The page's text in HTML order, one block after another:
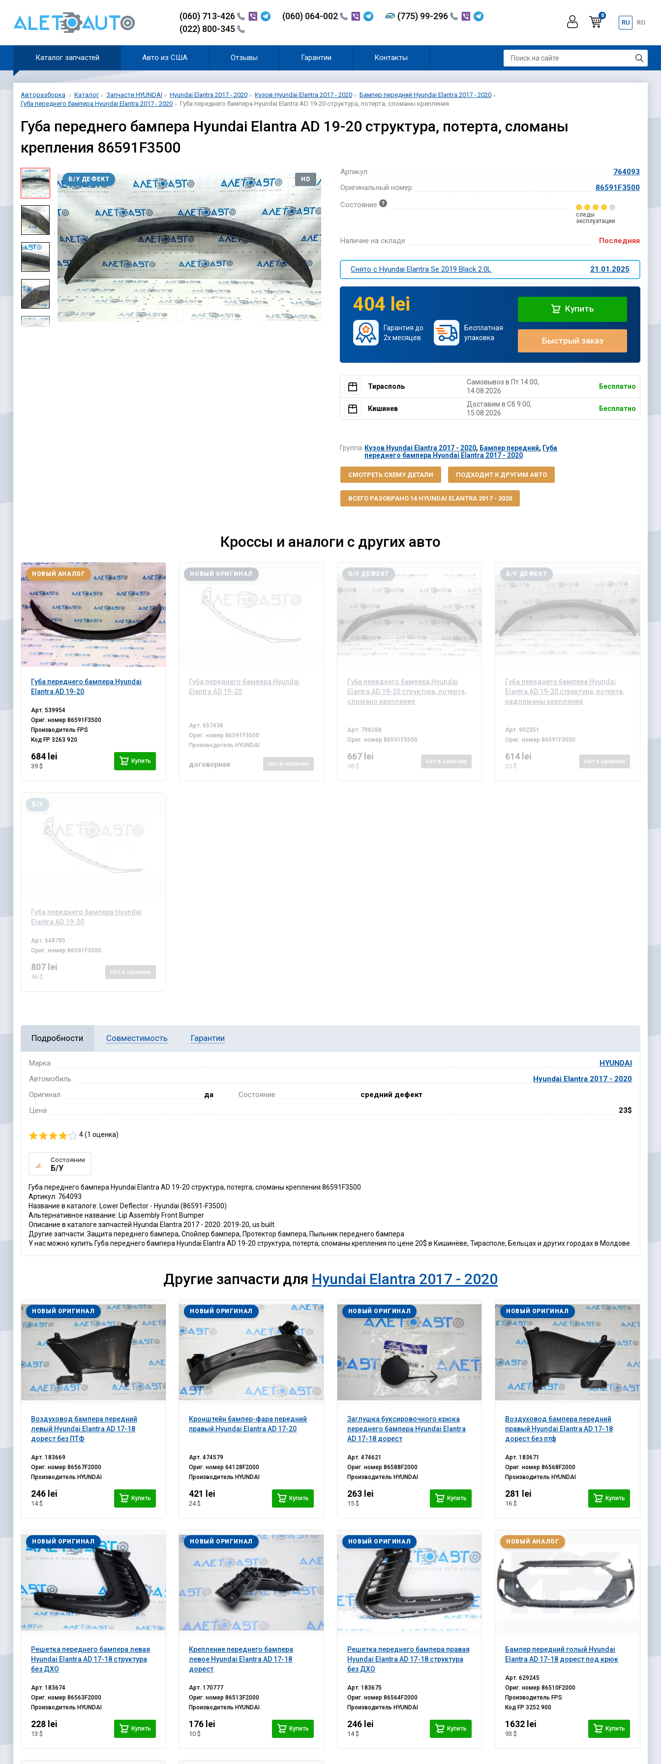
(060) 713-426 (060) 064-002
(775) 99-296
(022) 800-345
0
RU RO
Каталог запчастей Авто из США Отзывы Гарантии Контакты
Авторазборка Каталог Запчасти HYUNDAI Hyundai Elantra 2017 - 2020 Кузов Hyundai Elantra 2017 - 2020
Бампер передний Hyundai Elantra 2017 - 2020
Губа переднего бампера Hyundai Elantra 2017 - 2020
Губа переднего бампера Hyundai Elantra AD 19-20 структура, потерта, сломаны крепления
Губа переднего бампера Hyundai Elantra AD 19-20 структура, потерта, сломаны
крепления 86591F3500
Б/У ДЕФЕКТ HD
Артикул
764093
Оригинальный номер
86591F3500
Состояние
следы
эксплуатации
Наличие на складе Последняя
Снято c Hyundai Elantra Se 2019 Black 2.0L 21.01.2025
404 lei
Гарантия до
2х месяцев
Бесплатная
упаковка
Купить
Быстрый заказ
Тирасполь
Самовывоз в Пт 14:00,
14.08.2026
Бесплатно
Кишинев
Доставим в Cб 9:00,
15.08.2026
Бесплатно
Группа Кузов Hyundai Elantra 2017 - 2020, Бампер передний, Губа
переднего бампера Hyundai Elantra 2017 - 2020
СМОТРЕТЬ СХЕМУ ДЕТАЛИ ПОДХОДИТ К ДРУГИМ АВТО
ВСЕГО РАЗОБРАНО 14 HYUNDAI ELANTRA 2017 - 2020
Кроссы и аналоги с других авто
Губа переднего бампера Hyundai
Elantra AD 19-20
НОВЫЙ АНАЛОГ
Арт.539954
Ориг. номер86591F3500
Производитель FPS
Код FP 3263 920
684 lei
39 $
Купить
Губа переднего бампера Hyundai
Elantra AD 19-20
НОВЫЙ ОРИГИНАЛ
Арт. 657438
Ориг. номер 86591F3500
Производитель HYUNDAI
договорная Нет в наличии
Губа переднего бампера Hyundai
Elantra AD 19-20 структура, потерта,
сломано крепление
Б/У ДЕФЕКТ
Арт. 798268
Ориг. номер 86591F3500
667 lei
38 $
Нет в наличии
Губа переднего бампера Hyundai
Elantra AD 19-20 структура, потерта,
надломаны крепления
Б/У ДЕФЕКТ
Арт. 902351
Ориг. номер 86591F3500
614 lei
35 $
Нет в наличии
Губа переднего бампера Hyundai
Elantra AD 19-20
Б/У
Арт. 648785
Ориг. номер 86591F3500
807 lei
46 $
Нет в наличии
Подробности Совместимость Гарантии
Марка
HYUNDAI
Автомобиль
Hyundai Elantra 2017 - 2020
Оригинал
да Состояние
средний дефект
Цена
23$
4 (1 оценка)
Состояние
Б/У
Губа переднего бампера Hyundai Elantra AD 19-20 структура, потерта, сломаны крепления 86591F3500
Артикул: 764093
Название в каталоге: Lower Deflector - Hyundai (86591-F3500)
Альтернативное название: Lip Assembly Front Bumper
Описание в каталоге запчастей Hyundai Elantra 2017 - 2020: 2019-20, us built.
Другие запчасти: Защита переднего бампера, Спойлер бампера, Протектор бампера, Пыльник переднего бампера
У нас можно купить Губа переднего бампера Hyundai Elantra AD 19-20 структура, потерта, сломаны крепления по цене 20$ в Кишинёве, Тирасполе, Бельцах и других городах в Молдове.
Другие запчасти для Hyundai Elantra 2017 - 2020
Воздуховод бампера передний
левый Hyundai Elantra AD 17-18
дорест без ПТФ
НОВЫЙ ОРИГИНАЛ
Арт.183669
Ориг. номер86567F2000
Производитель HYUNDAI
246 lei
14 $
Купить
Кронштейн бампер-фара передний
правый Hyundai Elantra AD 17-20
НОВЫЙ ОРИГИНАЛ
Арт.474579
Ориг. номер64128F2000
Производитель HYUNDAI
421 lei
24 $
Купить
Заглушка буксировочного крюка
переднего бампера Hyundai Elantra
AD 17-18 дорест
НОВЫЙ ОРИГИНАЛ
Арт. 474621
Ориг. номер 86588F2000
Производитель HYUNDAI
263 lei
15 $
Купить
Воздуховод бампера передний
правый Hyundai Elantra AD 17-18
дорест без птф
НОВЫЙ ОРИГИНАЛ
Арт.183671
Ориг. номер86568F2000
Производитель HYUNDAI
281 lei
16 $
Купить
Решетка переднего бампера левая
Hyundai Elantra AD 17-18 структура
без ДХО
НОВЫЙ ОРИГИНАЛ
Арт.183674
Ориг. номер86563F2000
Производитель HYUNDAI
228 lei
13 $
Купить
Крепление переднего бампера
левое Hyundai Elantra AD 17-18
дорест
НОВЫЙ ОРИГИНАЛ
Арт.170777
Ориг. номер86513F2000
Производитель HYUNDAI
176 lei
10 $
Купить
Решетка переднего бампера правая
Hyundai Elantra AD 17-18 структура
без ДХО
НОВЫЙ ОРИГИНАЛ
Арт. 183675
Ориг. номер 86564F2000
Производитель HYUNDAI
246 lei
14 $
Купить
Бампер передний голый Hyundai
Elantra AD 17-18 дорест под крюк
НОВЫЙ АНАЛОГ
Арт.629245
Ориг. номер86510F2000
Производитель FPS
Код FP 3252 900
1632 lei
93 $
Купить